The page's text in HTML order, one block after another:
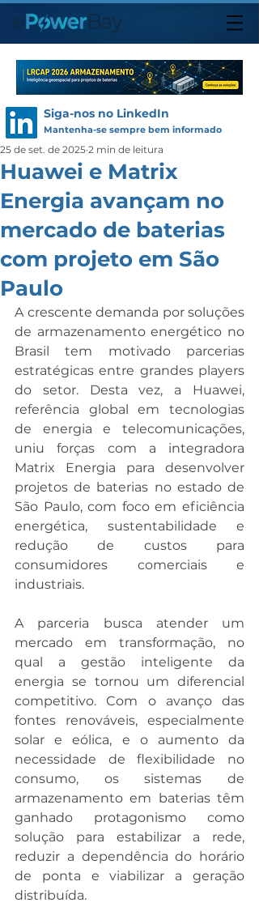
Siga-nos no LinkedIn
Mantenha-se sempre bem informado
Huawei e Matrix
Energia avançam no
mercado de baterias
com projeto em São
Paulo
25 de set. de 2025 2 min de leitura
A crescente demanda por soluções
de armazenamento energético no
Brasil tem motivado parcerias
estratégicas entre grandes players
do setor. Desta vez, a Huawei,
referência global em tecnologias
de energia e telecomunicações,
uniu forças com a integradora
Matrix Energia para desenvolver
projetos de baterias no estado de
São Paulo, com foco em eficiência
energética, sustentabilidade e
redução de custos para
consumidores comerciais e
industriais.
A parceria busca atender um
mercado em transformação, no
qual a gestão inteligente da
energia se tornou um diferencial
competitivo. Com o avanço das
fontes renováveis, especialmente
solar e eólica, e o aumento da
necessidade de flexibilidade no
consumo, os sistemas de
armazenamento em baterias têm
ganhado protagonismo como
solução para estabilizar a rede,
reduzir a dependência do horário
de ponta e viabilizar a geração
distribuída.